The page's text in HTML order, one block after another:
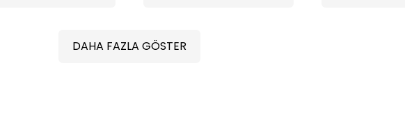
DAHA FAZLA GÖSTER